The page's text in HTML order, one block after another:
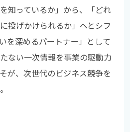
知っているか」から、「どれ
投げかけられるか」へとシフ
を深めるパートナー」として
ない一次情報を事業の駆動力
が、次世代のビジネス競争を